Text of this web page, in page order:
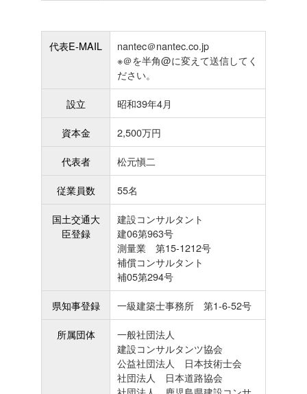
代表E-MAIL
nantec＠nantec.co.jp
※＠を半角@に変えて送信してく
ださい。
設立
昭和39年4月
資本金
2,500万円
代表者
松元愼二
従業員数
55名
国土交通大
臣登録
建設コンサルタント
建06第963号
測量業 第15-1212号
補償コンサルタント
補05第294号
県知事登録
一級建築士事務所 第1-6-52号
所属団体
一般社団法人
建設コンサルタンツ協会
公益社団法人 日本技術士会
社団法人 日本道路協会